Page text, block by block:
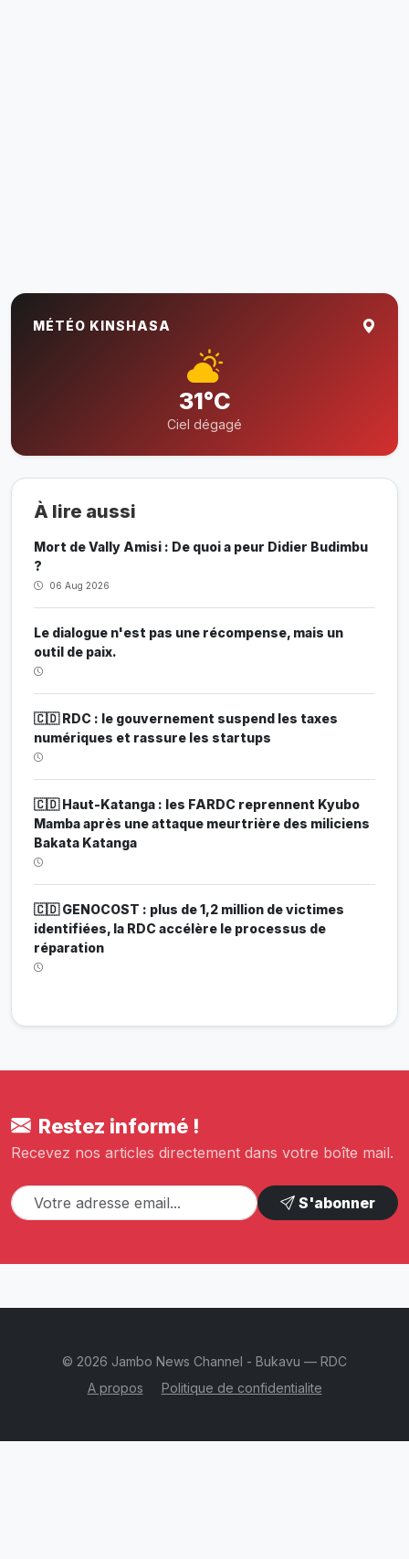
MÉTÉO KINSHASA
31°C
Ciel dégagé
À lire aussi
Mort de Vally Amisi : De quoi a peur Didier Budimbu
?
06 Aug 2026
Le dialogue n'est pas une récompense, mais un
outil de paix.
🇨🇩 RDC : le gouvernement suspend les taxes
numériques et rassure les startups
🇨🇩 Haut-Katanga : les FARDC reprennent Kyubo
Mamba après une attaque meurtrière des miliciens
Bakata Katanga
🇨🇩 GENOCOST : plus de 1,2 million de victimes
identifiées, la RDC accélère le processus de
réparation
Restez informé !
Recevez nos articles directement dans votre boîte mail.
S'abonner
© 2026 Jambo News Channel - Bukavu — RDC
A propos
Politique de confidentialite